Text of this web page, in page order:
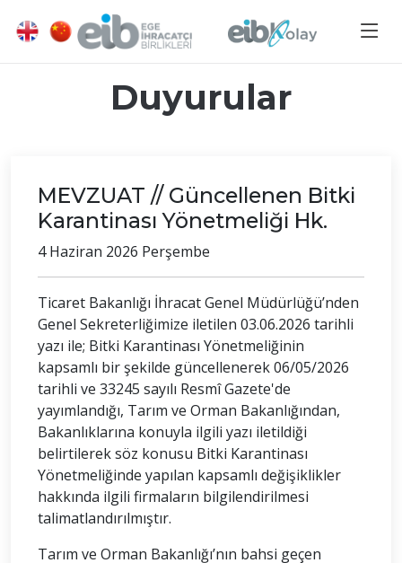
Duyurular
MEVZUAT // Güncellenen Bitki
Karantinası Yönetmeliği Hk.
4 Haziran 2026 Perşembe
Ticaret Bakanlığı İhracat Genel Müdürlüğü’nden
Genel Sekreterliğimize iletilen 03.06.2026 tarihli
yazı ile; Bitki Karantinası Yönetmeliğinin
kapsamlı bir şekilde güncellenerek 06/05/2026
tarihli ve 33245 sayılı Resmî Gazete'de
yayımlandığı, Tarım ve Orman Bakanlığından,
Bakanlıklarına konuyla ilgili yazı iletildiği
belirtilerek söz konusu Bitki Karantinası
Yönetmeliğinde yapılan kapsamlı değişiklikler
hakkında ilgili firmaların bilgilendirilmesi
talimatlandırılmıştır.
Tarım ve Orman Bakanlığı’nın bahsi geçen